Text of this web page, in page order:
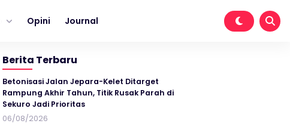
Opini Journal
Berita Terbaru
Betonisasi Jalan Jepara-Kelet Ditarget
Rampung Akhir Tahun, Titik Rusak Parah di
Sekuro Jadi Prioritas
06/08/2026